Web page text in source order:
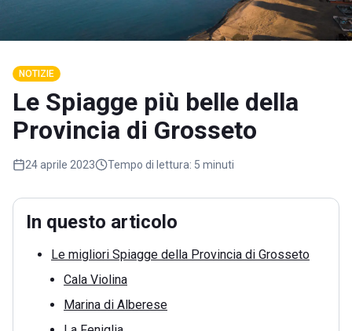
NOTIZIE
Le Spiagge più belle della
Provincia di Grosseto
24 aprile 2023 Tempo di lettura: 5 minuti
In questo articolo
Le migliori Spiagge della Provincia di Grosseto
Cala Violina
Marina di Alberese